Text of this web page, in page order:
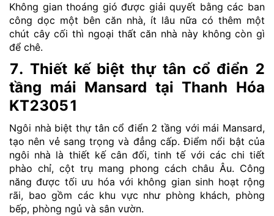
Không gian thoáng gió được giải quyết bằng các ban
công dọc một bên căn nhà, ít lâu nữa có thêm một
chút cây cối thì ngoại thất căn nhà này không còn gì
để chê.
7. Thiết kế biệt thự tân cổ điển 2
tầng mái Mansard tại Thanh Hóa
KT23051
Ngôi nhà biệt thự tân cổ điển 2 tầng với mái Mansard,
tạo nên vẻ sang trọng và đẳng cấp. Điểm nổi bật của
ngôi nhà là thiết kế cân đối, tinh tế với các chi tiết
phào chỉ, cột trụ mang phong cách châu Âu. Công
năng được tối ưu hóa với không gian sinh hoạt rộng
rãi, bao gồm các khu vực như phòng khách, phòng
bếp, phòng ngủ và sân vườn.